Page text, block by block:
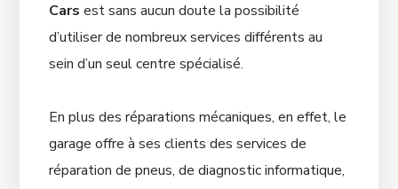
Cars est sans aucun doute la possibilité
d’utiliser de nombreux services différents au
sein d’un seul centre spécialisé.
En plus des réparations mécaniques, en effet, le
garage offre à ses clients des services de
réparation de pneus, de diagnostic informatique,